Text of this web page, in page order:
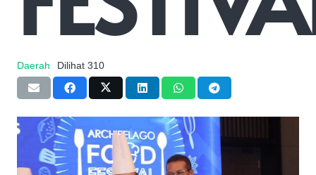
Daerah Dilihat 310